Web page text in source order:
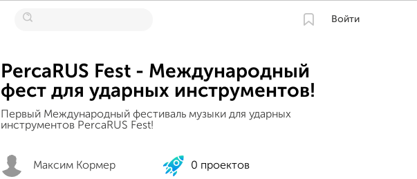
Войти
PercaRUS Fest - Международный
фест для ударных инструментов!
Первый Международный фестиваль музыки для ударных
инструментов PercaRUS Fest!
Максим Кормер 0 проектов